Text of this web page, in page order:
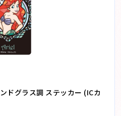
ドグラス調 ステッカー (ICカ